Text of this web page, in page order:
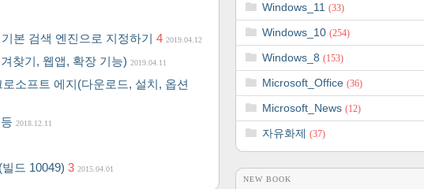
본 검색 엔진으로 지정하기 4 2019.04.12
찾기, 웹앱, 확장 기능) 2019.04.11
소프트 에지(다운로드, 설치, 옵션
2018.12.11
드 10049) 3 2015.04.01
Windows_11 (33)
Windows_10 (254)
Windows_8 (153)
Microsoft_Office (36)
Microsoft_News (12)
자유화제 (37)
NEW BOOK